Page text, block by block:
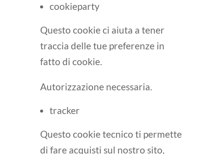
cookieparty
Questo cookie ci aiuta a tener
traccia delle tue preferenze in
fatto di cookie.
Autorizzazione necessaria.
tracker
Questo cookie tecnico ti permette
di fare acquisti sul nostro sito,